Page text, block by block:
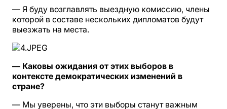
— Я буду возглавлять выездную комиссию, члены
которой в составе нескольких дипломатов будут
выезжать на места.
— Каковы ожидания от этих выборов в
контексте демократических изменений в
стране?
— Мы уверены, что эти выборы станут важным